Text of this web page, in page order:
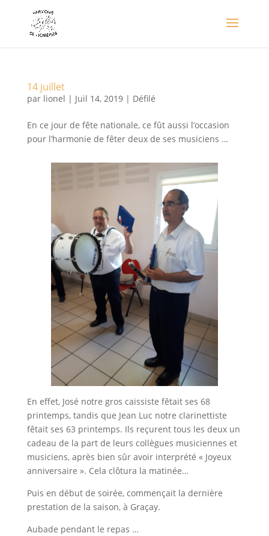
14 juillet
par lionel | Juil 14, 2019| Défilé
En ce jour de fête nationale, ce fût aussi l’occasion
pour l’harmonie de fêter deux de ses musiciens …
En effet, José notre gros caissiste fêtait ses 68
printemps, tandis que Jean Luc notre clarinettiste
fêtait ses 63 printemps. Ils reçurent tous les deux un
cadeau de la part de leurs collègues musiciennes et
musiciens, après bien sûr avoir interprété « Joyeux
anniversaire ». Cela clôtura la matinée…
Puis en début de soirée, commençait la dernière
prestation de la saison, à Graçay.
Aubade pendant le repas …